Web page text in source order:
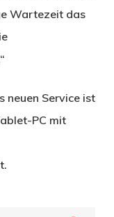
Wartezeit das
neuen Service ist
PC mit